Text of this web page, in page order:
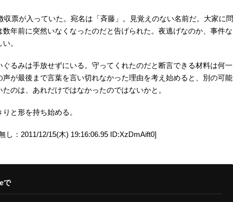
収票が入っていた。宛名は「斉藤」。見覚えのない名前だ。大家に問
年前に突然いなくなったのだと告げられた。夜逃げなのか、事件な
。
るみは手放せずにいる。守ってくれたのだと断言できる材料は何一
が最後まで言葉を言い切れなかった理由を考え始めると、別の可能
のは、あれだけではなかったのではないかと。
と形を持ち始める。
し：2011/12/15(木) 19:16:06.95 ID:XzDmAift0]
で